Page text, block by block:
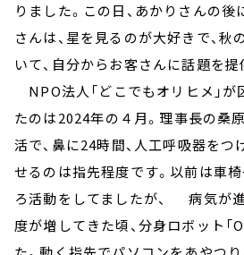
りました。この日、あかりさんの後
さんは、星を見るのが大好きで、
いて、自分からお客さんに話題を提
NPO法人「どこでもオリヒメ」
たのは2024年の４月。理事長の桑
活で、鼻に24時間、人工呼吸器をつ
せるのは指先程度です。以前は車
ろ活動をしてましたが、 病気が
度が増してきた頃、分身ロボット